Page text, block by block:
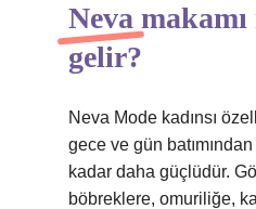
Neva
gelir?
Neva Mode kadınsı
gece ve gün
kadar daha güçlüdür.
böbreklere, omuriliğe,